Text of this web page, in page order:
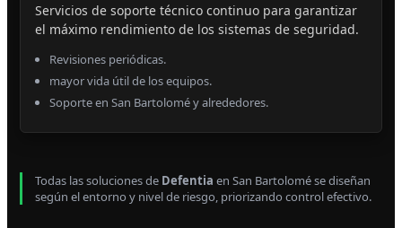
Servicios de soporte técnico continuo para garantizar
el máximo rendimiento de los sistemas de seguridad.
Revisiones periódicas.
mayor vida útil de los equipos.
Soporte en San Bartolomé y alrededores.
Todas las soluciones de Defentia en San Bartolomé se diseñan
según el entorno y nivel de riesgo, priorizando control efectivo.